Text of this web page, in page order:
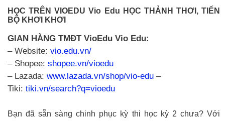
️HỌC TRÊN VIOEDU️ Vio Edu ️HỌC THẢNH THƠI, TIẾN
BỘ KHƠI KHƠI
GIAN HÀNG TMĐT VioEdu Vio Edu:
– Website: vio.edu.vn/
– Shopee: shopee.vn/vioedu
– Lazada: www.lazada.vn/shop/vio-edu –
Tiki: tiki.vn/search?q=vioedu
Bạn đã sẵn sàng chinh phục kỳ thi học kỳ 2 chưa? Với